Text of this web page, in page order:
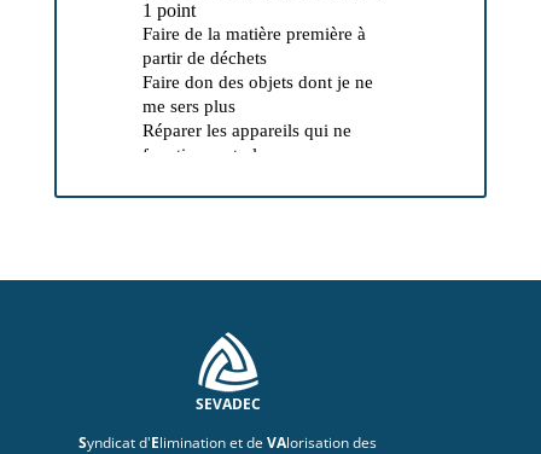
SEVADEC
Syndicat d'Elimination et deVAlorisation des